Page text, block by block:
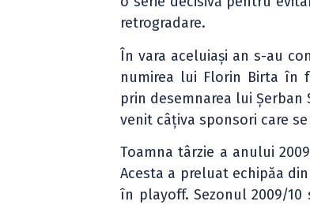
retrogradare.
În vara aceluiași an s-au
numirea lui Florin Birta în
prin desemnarea lui Șerban
venit câțiva sponsori care
Toamna târzie a anului
Acesta a preluat echipăa
în playoff. Sezonul 2009/